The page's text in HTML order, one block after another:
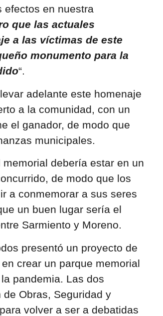
efectos en nuestra
que las actuales
a las víctimas de este
monumento para la
“.
adelante este homenaje
a la comunidad, con un
el ganador, de modo que
municipales.
debería estar en un
de modo que los
a conmemorar a sus seres
un buen lugar sería el
Sarmiento y Moreno.
presentó un proyecto de
crear un parque memorial
pandemia. Las dos
Obras, Seguridad y
volver a ser a debatidas